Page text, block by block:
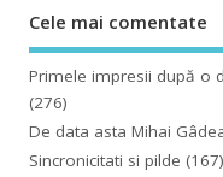
Cele mai comentate
Primele impresii după o
(276)
De data asta Mihai
Sincronicitati si pilde (167)